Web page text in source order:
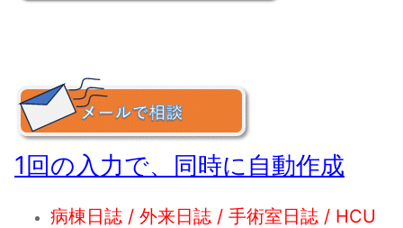
1回の入力で、同時に自動作成
病棟日誌 / 外来日誌 / 手術室日誌 / HCU